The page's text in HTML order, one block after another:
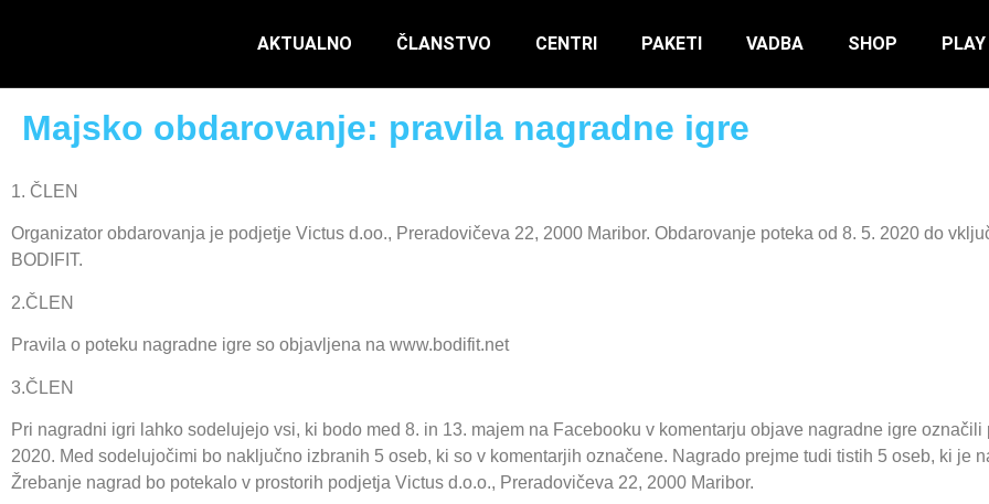
AKTUALNO ČLANSTVO CENTRI PAKETI VADBA SHOP PLAY
Majsko obdarovanje: pravila nagradne igre
1. ČLEN
Organizator obdarovanja je podjetje Victus d.oo., Preradovičeva 22, 2000 Maribor. Obdarovanje poteka od 8. 5. 2020 do
BODIFIT.
2.ČLEN
Pravila o poteku nagradne igre so objavljena na www.bodifit.net
3.ČLEN
Pri nagradni igri lahko sodelujejo vsi, ki bodo med 8. in 13. majem na Facebooku v komentarju objave nagradne igre
2020. Med sodelujočimi bo naključno izbranih 5 oseb, ki so v komentarjih označene. Nagrado prejme tudi tistih 5 oseb, ki je
Žrebanje nagrad bo potekalo v prostorih podjetja Victus d.o.o., Preradovičeva 22, 2000 Maribor.